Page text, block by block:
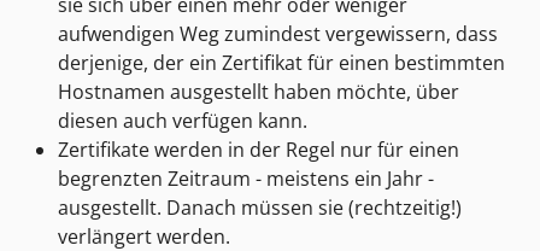
aufwendigen Weg zumindest vergewissern, dass
derjenige, der ein Zertifikat für einen bestimmten
Hostnamen ausgestellt haben möchte, über
diesen auch verfügen kann.
Zertifikate werden in der Regel nur für einen
begrenzten Zeitraum - meistens ein Jahr -
ausgestellt. Danach müssen sie (rechtzeitig!)
verlängert werden.